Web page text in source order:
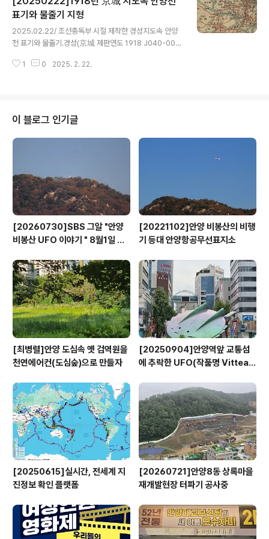
흥(始興)경성 4측도연도 1910 제판연도 1912 J040-0
16-003 1:50,000 2차19세기 말부터 20세기 전반까지
일본에 의해 제작되어 조선총독부박물관에서 사용·보관한
지도이다. 대부분 지형도이며, 각종 주제도와 지도 관련 문
서도 포함되어..
표기와 물줄기 지형
2025.02.22/ 조선총독부 시절 제작한 경성지도속 안양
천 표기와 물줄기.경성(京城 제판연도 1918 J040-001-
록 #since1918/ 조선총독부 시절인 1918년에 제작한 경
20세기 전반까지 일본에 의해 제작되어 조선총독부박물관
에서 사용·보관한 지도이다. 대부분 지형도이며, 각종 주제
도와 지도 관련 문서도 포함되어 있다. 지형도는 3차에 걸
1 0 2025. 2. 22.
이 블로그 인기글
[20260730]SBS 그알 "안양
비봉산 UFO 이야기 " 8월1일 방
[20221102]안양 비봉산의 비행
기 등대 안양항공무선표지소
[최병렬]안양 도심속 옛 검역원을
천연에어컨(도심숲)으로 만들자
[20250904]안양역앞 교통섬
에 추락한 UFO(작품명 Vitteau
[20250615]실시간, 전세계 지
진정보 확인 플랫폼
[20260721]안양8동 상록마을
재개발현장 터파기 공사중